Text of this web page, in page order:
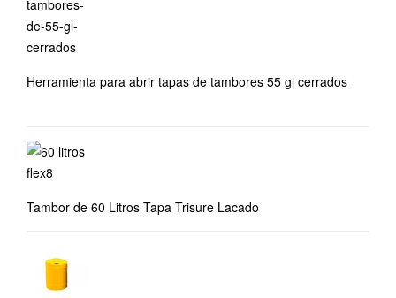
Herramienta para abrir tapas de tambores 55 gl cerrados
Tambor de 60 Litros Tapa Trisure Lacado